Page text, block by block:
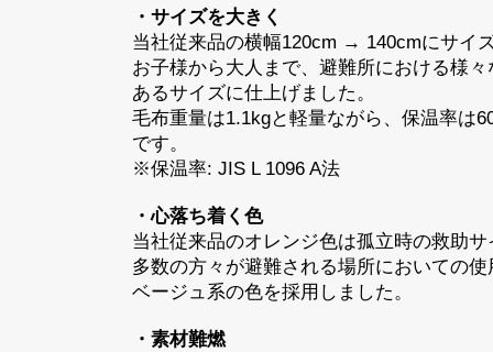
・サイズを大きく
当社従来品の横幅120cm → 140cmにサイ
お子様から大人まで、避難所における様
あるサイズに仕上げました。
毛布重量は1.1kgと軽量ながら、保温率は
です。
※保温率: JIS L 1096 A法
・心落ち着く色
当社従来品のオレンジ色は孤立時の救助
多数の方々が避難される場所においての
ベージュ系の色を採用しました。
・素材難燃